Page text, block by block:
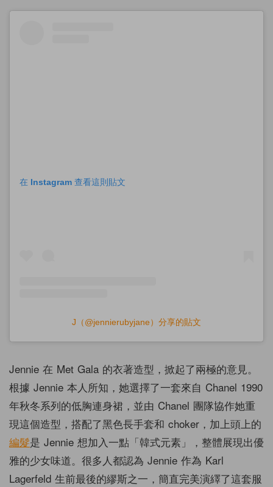
在 Instagram 查看這則貼文
J（@jennierubyjane）分享的貼文
Jennie 在 Met Gala 的衣著造型，掀起了兩極的意見。
根據 Jennie 本人所知，她選擇了一套來自 Chanel 1990
年秋冬系列的低胸連身裙，並由 Chanel 團隊協作她重
現這個造型，搭配了黑色長手套和 choker，加上頭上的
編髮是 Jennie 想加入一點「韓式元素」，整體展現出優
雅的少女味道。很多人都認為 Jennie 作為 Karl
Lagerfeld 生前最後的繆斯之一，簡直完美演繹了這套服